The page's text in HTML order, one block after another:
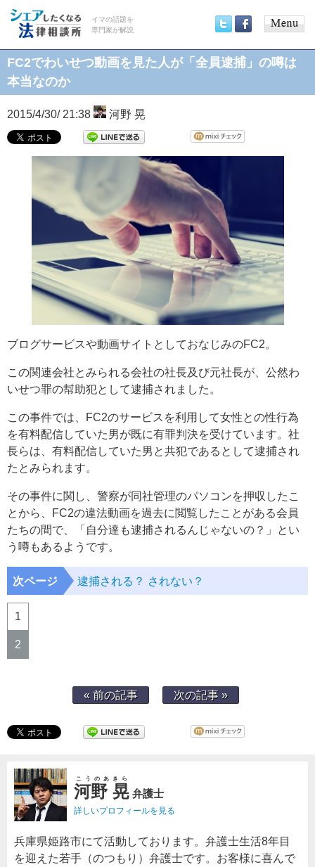
イマの話題を
専門家が解説
menu
FC2でわいせつ動画を見た人が「全員逮捕」の噂は
本当なのか
2015/4/30/ 21:38 河野 晃
ブログサービスや動画サイトとしておなじみのFC2。
この関連会社とみられる会社の社長及び元社長が、公然わ
いせつ罪の幇助犯として逮捕されました。
この事件では、FC2のサービスを利用して女性との性行為
を有料配信していた男が既に有罪判決を受けています。社
長らは、有料配信していた男と共犯であるとして逮捕され
たとみられます。
その事件に関し、警察が同社管理のパソコンを押収したこ
とから、FC2の違法動画を過去に閲覧したことがある会員
たちの間で、「自分達も逮捕されるんじゃないの？」とい
う噂もあるようです。
次ページ 逮捕される？ されない？
1
2
« 前の記事 次の記事 »
河野 晃
こうのあきら
弁護士
詳しいプロフィールを見る
兵庫県姫路市にて活動しております。弁護士生活8年目
を迎えた若手（のつもり）弁護士です。お客様に喜んで